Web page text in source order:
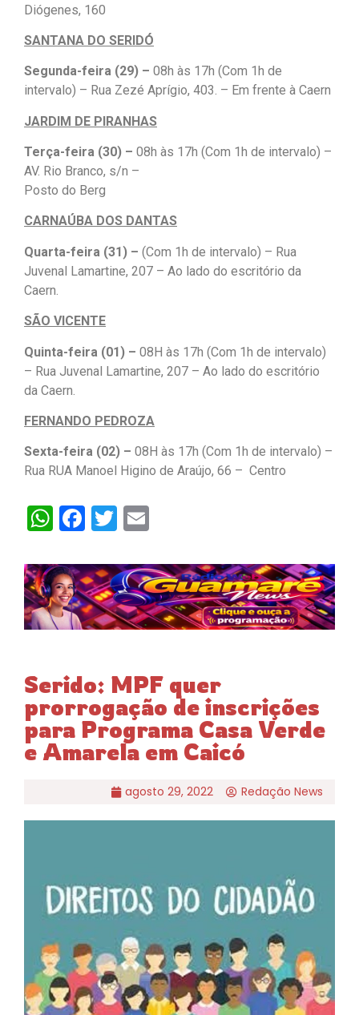
Diógenes, 160
SANTANA DO SERIDÓ
Segunda-feira (29) – 08h às 17h (Com 1h de
intervalo) – Rua Zezé Aprígio, 403. – Em frente à Caern
JARDIM DE PIRANHAS
Terça-feira (30) – 08h às 17h (Com 1h de intervalo) –
AV. Rio Branco, s/n –
Posto do Berg
CARNAÚBA DOS DANTAS
Quarta-feira (31) – (Com 1h de intervalo) – Rua
Juvenal Lamartine, 207 – Ao lado do escritório da
Caern.
SÃO VICENTE
Quinta-feira (01) – 08H às 17h (Com 1h de intervalo)
– Rua Juvenal Lamartine, 207 – Ao lado do escritório
da Caern.
FERNANDO PEDROZA
Sexta-feira (02) – 08H às 17h (Com 1h de intervalo) –
Rua RUA Manoel Higino de Araújo, 66 – Centro
WhatsApp
Facebook
Twitter
Serido: MPF quer
prorrogação de inscrições
para Programa Casa Verde
e Amarela em Caicó
agosto 29, 2022 Redação News